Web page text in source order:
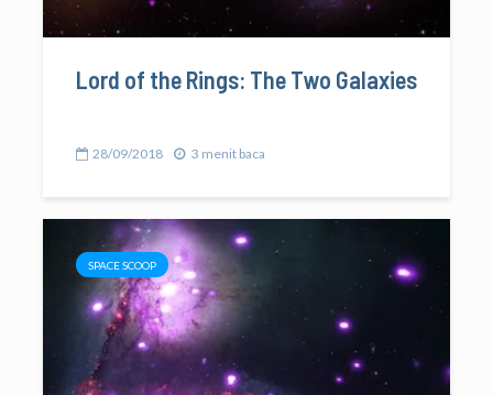
Lord of the Rings: The Two Galaxies
28/09/2018 3 menit baca
SPACE SCOOP